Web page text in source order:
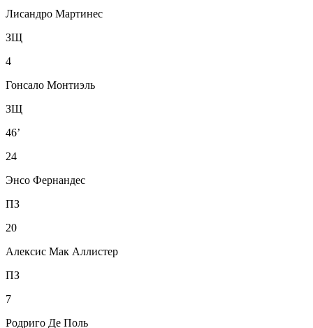
Лисандро Мартинес
ЗЩ
4
Гонсало Монтиэль
ЗЩ
46’
24
Энсо Фернандес
ПЗ
20
Алексис Мак Аллистер
ПЗ
7
Родриго Де Поль